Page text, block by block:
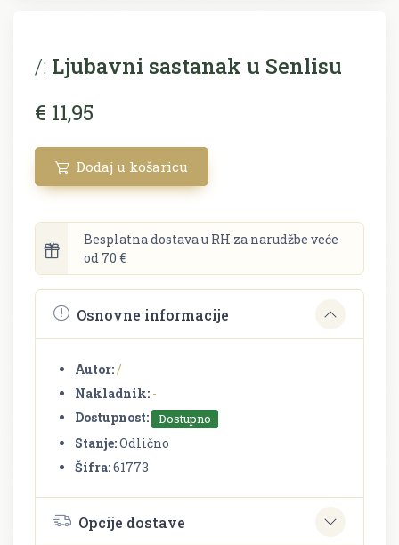
/: Ljubavni sastanak u Senlisu
€ 11,95
Dodaj u košaricu
Besplatna dostava u RH za narudžbe veće
od 70 €
Osnovne informacije
Autor:/
Nakladnik: -
Dostupnost:
Dostupno
Stanje:Odlično
Šifra:61773
Opcije dostave